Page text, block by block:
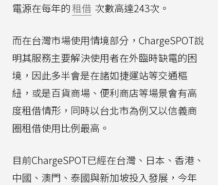
電源在每年的租借 次數高達243次。
而在台灣市場使用情境部分，ChargeSPOT說
明其服務主要解決使用者在外臨時缺電的困
境，因此多半會是在諸如捷運站等交通樞
紐，或是百貨商場、便利商店等場景會有高
度租借情形，同時以台北市為例又以信義商
圈租借使用比例最高。
目前ChargeSPOT已經在台灣、日本、香港、
中國、澳門、泰國與新加坡投入發展，今年